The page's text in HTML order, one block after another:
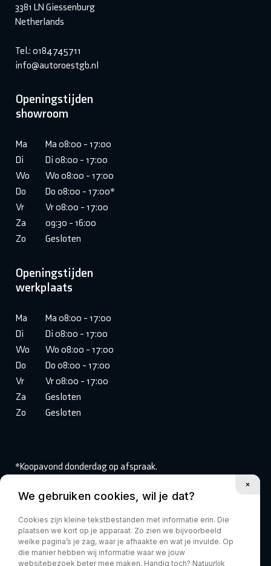
3381 LN Giessenburg
Netherlands
Tel.: 0184745711
info@autoroestgb.nl
Openingstijden
showroom
Ma
Ma 08:00 - 17:00
Di
Di 08:00 - 17:00
Wo
Wo 08:00 - 17:00
Do
Do 08:00 - 17:00*
Vr
Vr 08:00 - 17:00
Za
09:30 - 16:00
Zo
Gesloten
Openingstijden
werkplaats
Ma
Ma 08:00 - 17:00
Di
Di 08:00 - 17:00
Wo
Wo 08:00 - 17:00
Do
Do 08:00 - 17:00
Vr
Vr 08:00 - 17:00
Za
Gesloten
Zo
Gesloten
*Koopavond donderdag op afspraak.
Volg ons:
We gebruiken cookies, wil je dat?
Cookies zijn kleine tekstbestanden met informatie erin. Die
plaatsen we kort op je apparaat. Zo zien we bijvoorbeeld
welke pagina’s je zag, waar je afhaakte en wat je invulde. Op
die manier hebben wij informatie waar we jouw
websitebezoek beter mee maken. Handig toch? Natuurlijk